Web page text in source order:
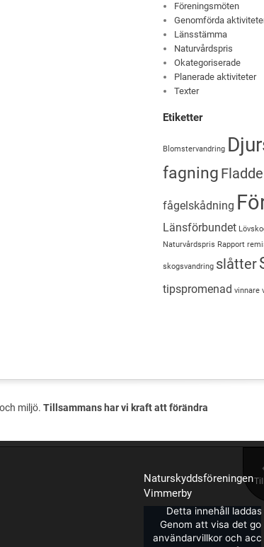
Föreningsmöten
Genomförda
Länsstämma
Naturvårdspris
Okategoriserade
Planerade aktiviteter
Texter
Etiketter
Blomstervandring
fagning
fågelskådning
Länsförbundet
Naturvårdspris Rapport
skogsvandring slåtter
tipspromenad vinnare
miljö. Tillsammans har vi kraft att förändra
Naturskyddsföreningen
Vimmerby
Detta innehåll laddas
Genom att visa det
användarvillkor och